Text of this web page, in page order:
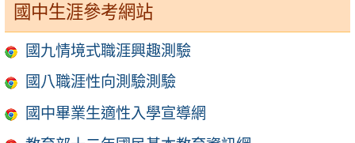
國中生涯參考網站
國九情境式職涯興趣測驗
國八職涯性向測驗測驗
國中畢業生適性入學宣導網